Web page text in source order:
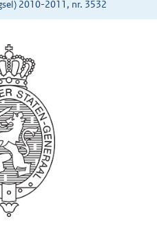
2010-2011, nr. 3532